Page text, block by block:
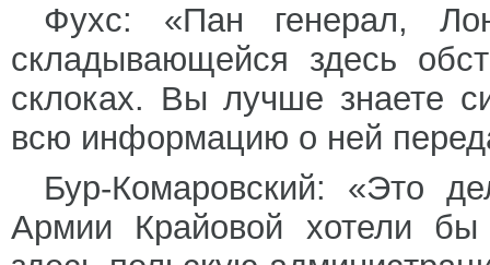
Фухс: «Пан генерал,
складывающейся здесь
склоках. Вы лучше знаете
всю информацию о ней
Бур-Комаровский: «Это
Армии Крайовой хотели бы